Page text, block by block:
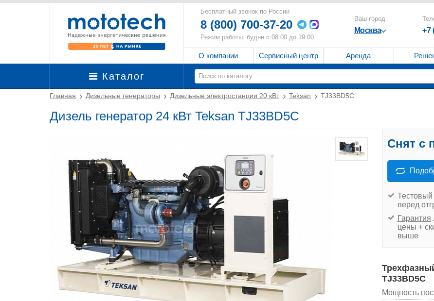
Бесплатный звонок по России
8 (800) 700-37-20
Режим работы: будни с 08:00 до 19:00
Ваш город
Москва +7
О компании Сервисный центр Аренда
Каталог
Главная Дизельные генераторы Дизельные электростанции 20 кВт Teksan TJ33BD5C
Дизель генератор 24 кВт Teksan TJ33BD5C
Снят с
Тестовый
перед
Гарантия
цены +
выше
TJ33BD5C
Мощность